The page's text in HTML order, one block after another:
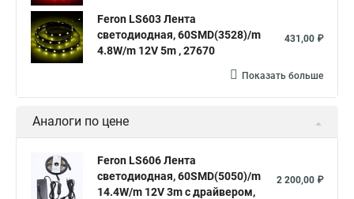
Feron LS603 Лента
светодиодная, 60SMD(3528)/m
4.8W/m 12V 5m , 27670
431,00 ₽
Показать больше
Аналоги по цене
Feron LS606 Лента
светодиодная, 60SMD(5050)/m
14.4W/m 12V 3m c драйвером,
2 200,00 ₽